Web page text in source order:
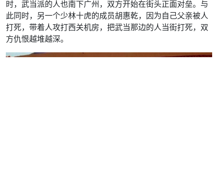
时，武当派的人也南下广州，双方开始在街头正面对垒。与
此同时，另一个少林十虎的成员胡惠乾，因为自己父亲被人
打死，带着人攻打西关机房，把武当那边的人当街打死，双
方仇恨越堆越深。